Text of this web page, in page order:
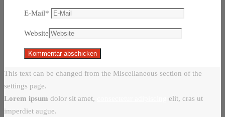
E-Mail*
Website
This text can be changed from the Miscellaneous section of the
settings page.
Lorem ipsum dolor sit amet,
elit, cras ut
imperdiet augue.